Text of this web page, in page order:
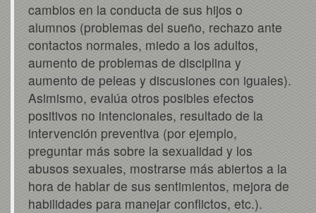
cambios en la conducta de sus hijos o
alumnos (problemas del sueño, rechazo ante
contactos normales, miedo a los adultos,
aumento de problemas de disciplina y
aumento de peleas y discusiones con iguales).
Asimismo, evalúa otros posibles efectos
positivos no intencionales, resultado de la
intervención preventiva (por ejemplo,
preguntar más sobre la sexualidad y los
abusos sexuales, mostrarse más abiertos a la
hora de hablar de sus sentimientos, mejora de
habilidades para manejar conflictos, etc.).